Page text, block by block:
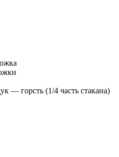
— горсть (1/4 часть стакана)